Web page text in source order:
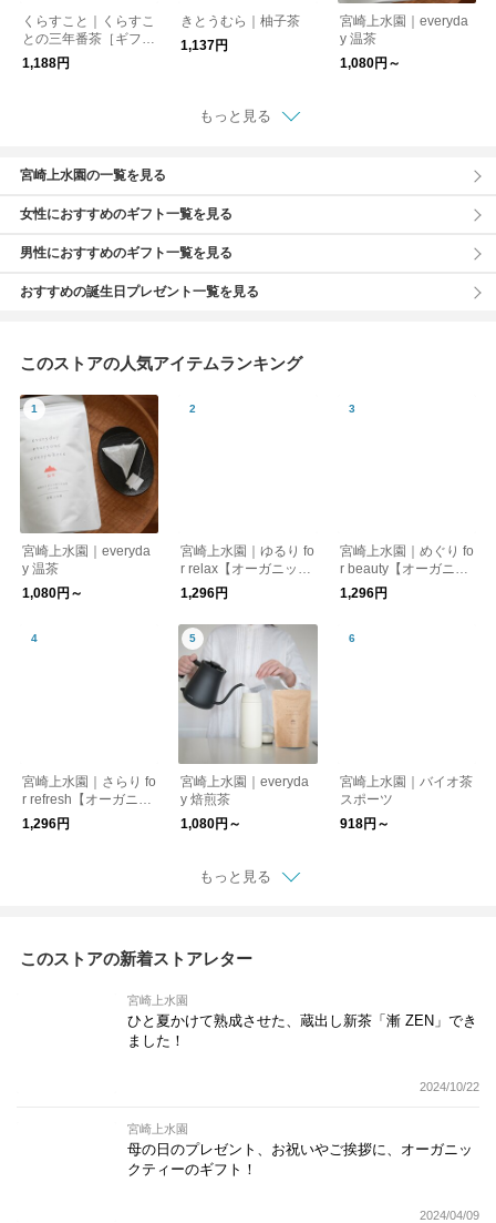
くらすこと｜くらすこ
との三年番茶［ギフ
ト/贈り物］
1,188円
きとうむら｜柚子茶
1,137円
宮崎上水園｜everyda
y 温茶
1,080円～
もっと見る
宮崎上水園の一覧を見る
女性におすすめのギフト一覧を見る
男性におすすめのギフト一覧を見る
おすすめの誕生日プレゼント一覧を見る
このストアの人気アイテムランキング
宮崎上水園｜everyda
y 温茶
1,080円～
宮崎上水園｜ゆるり fo
r relax【オーガニック
ハーブティー】
1,296円
宮崎上水園｜めぐり fo
r beauty【オーガニッ
クハーブティー】
1,296円
宮崎上水園｜さらり fo
r refresh【オーガニッ
クハーブティー】
1,296円
宮崎上水園｜everyda
y 焙煎茶
1,080円～
宮崎上水園｜バイオ茶
スポーツ
918円～
もっと見る
このストアの新着ストアレター
宮崎上水園
ひと夏かけて熟成させた、蔵出し新茶「漸 ZEN」でき
ました！
2024/10/22
宮崎上水園
母の日のプレゼント、お祝いやご挨拶に、オーガニッ
クティーのギフト！
2024/04/09